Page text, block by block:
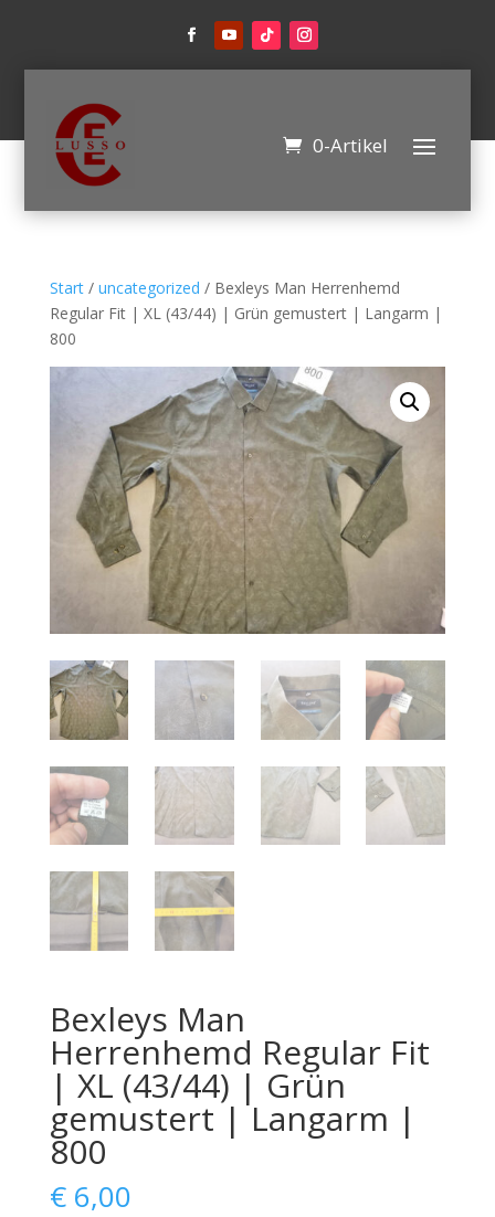
0-Artikel
Start/ uncategorized / Bexleys Man Herrenhemd
Regular Fit | XL (43/44) | Grün gemustert | Langarm |
800
Bexleys Man
Herrenhemd Regular Fit
| XL (43/44) | Grün
gemustert | Langarm |
800
€6,00